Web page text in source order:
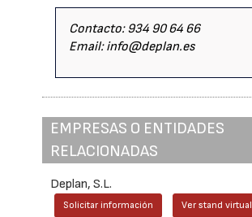
Contacto: 934 90 64 66
Email: info@deplan.es
EMPRESAS O ENTIDADES
RELACIONADAS
Deplan, S.L.
Solicitar información Ver stand virtual